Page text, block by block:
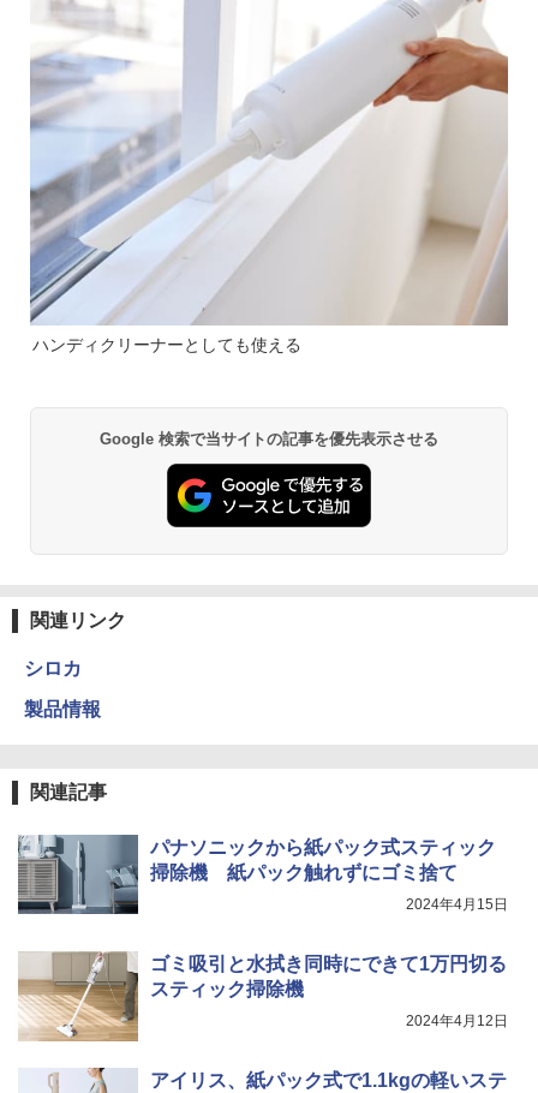
ハンディクリーナーとしても使える
Google 検索で当サイトの記事を優先表示させる
関連リンク
シロカ
製品情報
関連記事
パナソニックから紙パック式スティック
掃除機 紙パック触れずにゴミ捨て
2024年4月15日
ゴミ吸引と水拭き同時にできて1万円切る
スティック掃除機
2024年4月12日
アイリス、紙パック式で1.1kgの軽いステ